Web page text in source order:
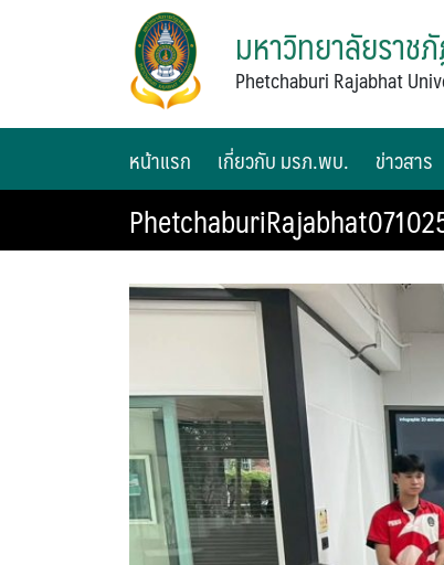
มหาวิทยาลัยราช
Phetchaburi Rajabhat
หน้าแรก เกี่ยวกับ มรภ.พบ. ข่าวสาร